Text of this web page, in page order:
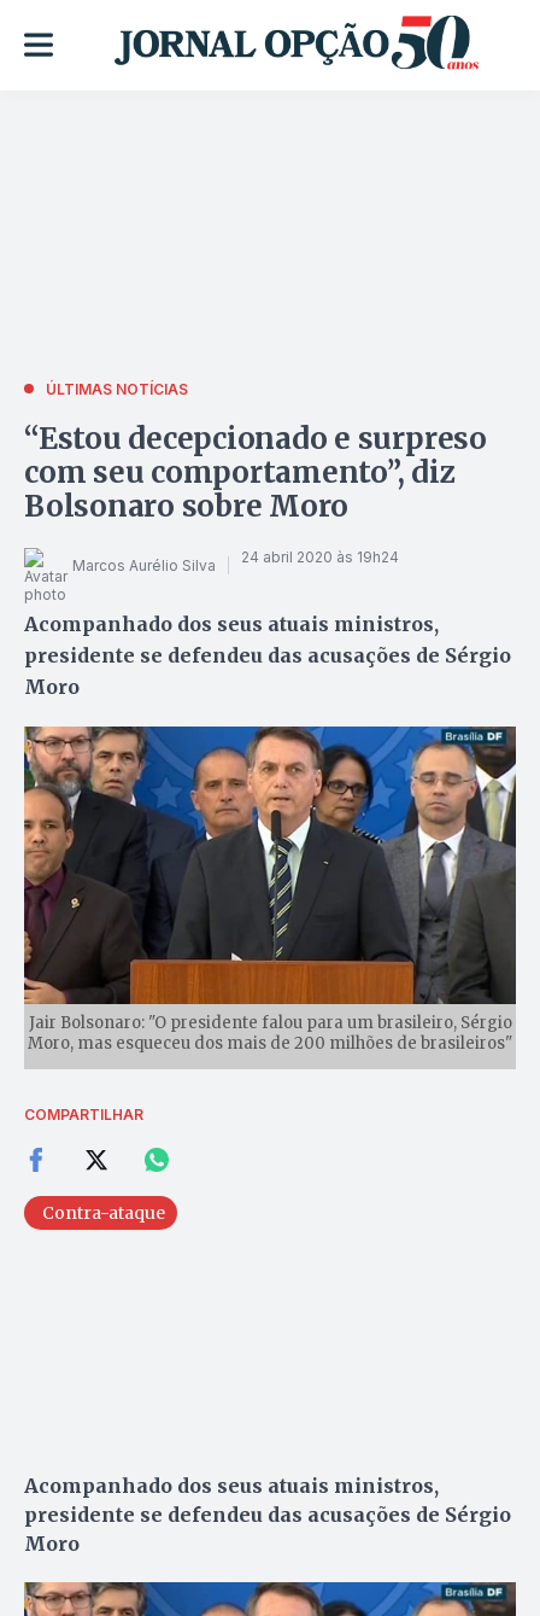
ÚLTIMAS NOTÍCIAS
“Estou decepcionado e surpreso
com seu comportamento”, diz
Bolsonaro sobre Moro
Marcos Aurélio Silva 24 abril 2020 às 19h24
Acompanhado dos seus atuais ministros,
presidente se defendeu das acusações de Sérgio
Moro
Jair Bolsonaro: "O presidente falou para um brasileiro, Sérgio
Moro, mas esqueceu dos mais de 200 milhões de brasileiros"
COMPARTILHAR
Contra-ataque
Acompanhado dos seus atuais ministros,
presidente se defendeu das acusações de Sérgio
Moro